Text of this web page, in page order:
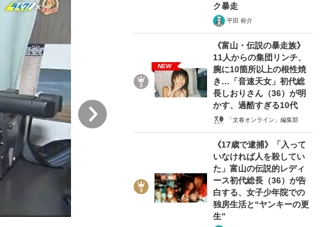
ク暴走
平田 裕介
NEW
《富山・伝説の暴走族》
11人からの集団リンチ、
腕に10箇所以上の根性焼
き…「音速天女」初代総
長しおりさん（36）が明
かす、過酷すぎる10代
「文春オンライン」編集部
《17歳で逮捕》「入って
いなければ人を殺してい
た」富山の伝説的レディ
ース初代総長（36）が告
白する、女子少年院での
独房生活と“ヤンキーの更
生”